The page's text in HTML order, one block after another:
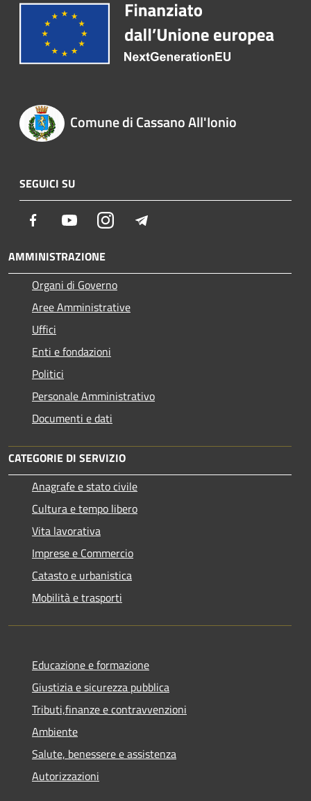
Comune di Cassano All'Ionio
SEGUICI SU
Facebook YoutubeInstagram
AMMINISTRAZIONE
Organi di Governo
Aree Amministrative
Uffici
Enti e fondazioni
Politici
Personale Amministrativo
Documenti e dati
CATEGORIE DI SERVIZIO
Anagrafe e stato civile
Cultura e tempo libero
Vita lavorativa
Imprese e Commercio
Catasto e urbanistica
Mobilità e trasporti
Educazione e formazione
Giustizia e sicurezza pubblica
Tributi,finanze e contravvenzioni
Ambiente
Salute, benessere e assistenza
Autorizzazioni